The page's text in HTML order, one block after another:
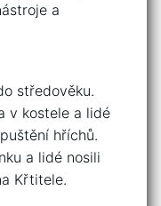
a
středověku.
v kostele a lidé
hříchů.
a lidé nosili
Křtitele.